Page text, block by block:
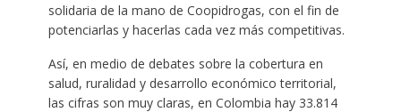
solidaria de la mano de Coopidrogas, con el fin de
potenciarlas y hacerlas cada vez más competitivas.
Así, en medio de debates sobre la cobertura en
salud, ruralidad y desarrollo económico territorial,
las cifras son muy claras, en Colombia hay 33.814